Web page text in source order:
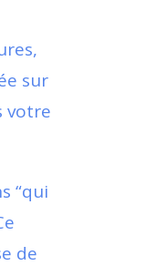
sur
votre
“qui
de